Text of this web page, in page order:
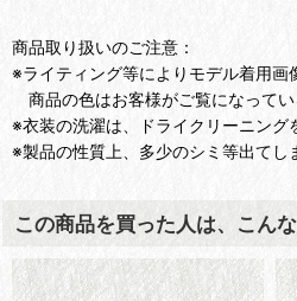
商品取り扱いのご注意：
※ライティング等によりモデル着用画
商品の色はお客様がご覧になってい
※衣装の洗濯は、ドライクリーニング
※製品の性質上、多少のシミ等出てし
この商品を買った人は、こん